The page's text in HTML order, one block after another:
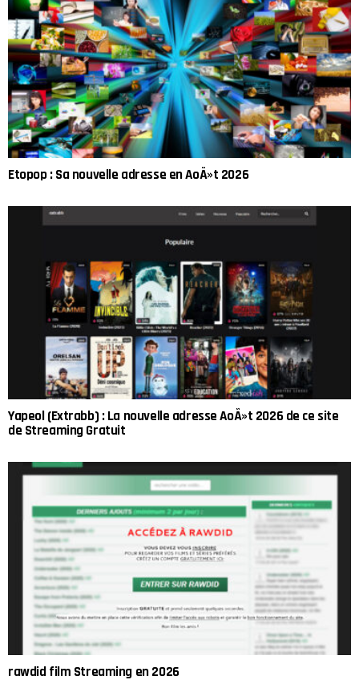
Etopop : Sa nouvelle adresse en AoÃ»t 2026
Yapeol (Extrabb) : La nouvelle adresse AoÃ»t 2026 de ce site
de Streaming Gratuit
rawdid film Streaming en 2026